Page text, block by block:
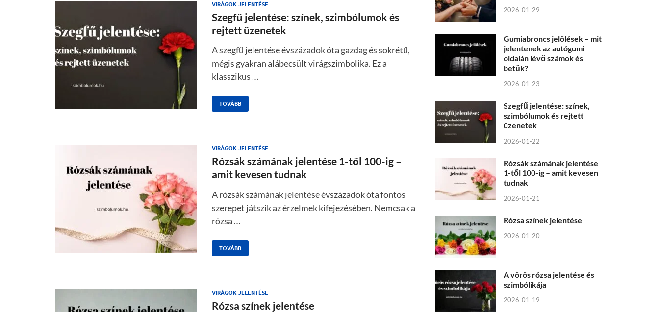
VIRÁGOK JELENTÉSE
Szegfű jelentése: színek, szimbólumok és
rejtett üzenetek
A szegfű jelentése évszázadok óta gazdag és sokrétű,
mégis gyakran alábecsült virágszimbolika. Ez a
klasszikus …
TOVÁBB
VIRÁGOK JELENTÉSE
Rózsák számának jelentése 1-től 100-ig –
amit kevesen tudnak
A rózsák számának jelentése évszázadok óta fontos
szerepet játszik az érzelmek kifejezésében. Nemcsak a
rózsa …
TOVÁBB
VIRÁGOK JELENTÉSE
Rózsa színek jelentése
2026-01-29
Gumiabroncs jelölések – mit
jelentenek az autógumi
oldalán lévő számok és
betűk?
2026-01-23
Szegfű jelentése: színek,
szimbólumok és rejtett
üzenetek
2026-01-22
Rózsák számának jelentése
1-től 100-ig – amit kevesen
tudnak
2026-01-21
Rózsa színek jelentése
2026-01-20
A vörös rózsa jelentése és
szimbólikája
2026-01-19